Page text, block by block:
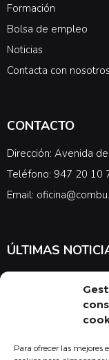
Para ofrecer las mejores
Formación
Bolsa de empleo
Noticias
Contacta con
CONTACTO
Dirección: Avenida
Teléfono: 947 20 10
Email:
ÚLTIMAS
noticias en cuanto a
Acepto la